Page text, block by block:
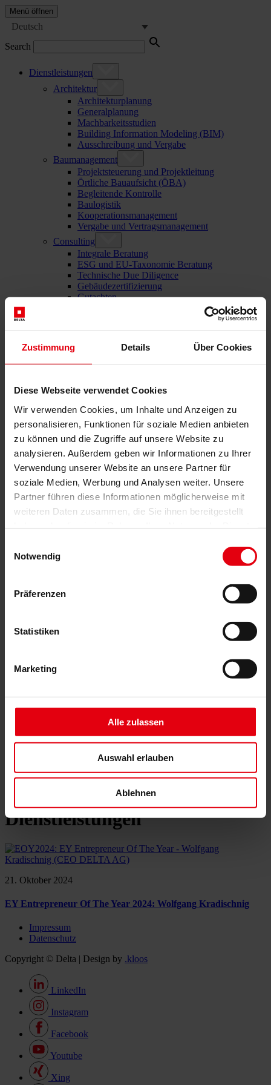
Zustimmung Details Über Cookies
Diese Webseite verwendet Cookies
Wir verwenden Cookies, um Inhalte und Anzeigen zu
personalisieren, Funktionen für soziale Medien anbieten
zu können und die Zugriffe auf unsere Website zu
analysieren. Außerdem geben wir Informationen zu Ihrer
Verwendung unserer Website an unsere Partner für
soziale Medien, Werbung und Analysen weiter. Unsere
Partner führen diese Informationen möglicherweise mit
weiteren Daten zusammen, die Sie ihnen bereitgestellt
Notwendig
Präferenzen
Statistiken
Marketing
Alle zulassen
Auswahl erlauben
Ablehnen
Menü öffnen
Deutsch
Search
Dienstleistungen
Architektur
Architekturplanung
Generalplanung
Machbarkeitsstudien
Building Information Modeling (BIM)
Ausschreibung und Vergabe
Baumanagement
Projektsteuerung und Projektleitung
Örtliche Bauaufsicht (ÖBA)
Begleitende Kontrolle
Baulogistik
Kooperationsmanagement
Vergabe und Vertragsmanagement
Consulting
Integrale Beratung
ESG und EU-Taxonomie Beratung
Technische Due Diligence
Gebäudezertifizierung
Gutachten
Referenzen
Karriere
News & Events
Gesamtdienstleister für den Bau: DELTA Wels & Wien
Menü schließen
Deutsch
Dienstleistungen
Architekturplanung
Generalplanung
Building Information Modeling (BIM)
Projektmonitoring
IT Services
Referenzen
News & Events
Dienstleistungen
21. Oktober 2024
EY Entrepreneur Of The Year 2024: Wolfgang Kradischnig
Impressum
Datenschutz
Copyright © Delta | Design by .kloos
LinkedIn
Instagram
Facebook
Youtube
Xing